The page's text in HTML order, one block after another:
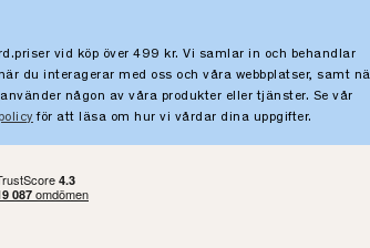
vid köp över 499 kr. Vi samlar in och behandlar
du interagerar med oss och våra webbplatser, samt
någon av våra produkter eller tjänster. Se vår
för att läsa om hur vi vårdar dina uppgifter.